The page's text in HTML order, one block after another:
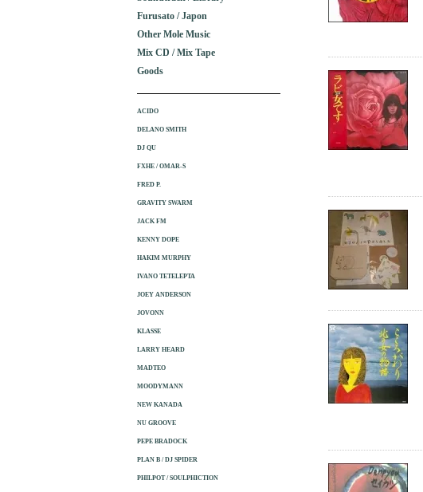
Furusato / Japon
Other Mole Music
Mix CD / Mix Tape
Goods
ACIDO
DELANO SMITH
DJ QU
FXHE / OMAR-S
FRED P.
GRAVITY SWARM
JACK FM
KENNY DOPE
HAKIM MURPHY
IVANO TETELEPTA
JOEY ANDERSON
JOVONN
KLASSE
LARRY HEARD
MADTEO
MOODYMANN
NEW KANADA
NU GROOVE
PEPE BRADOCK
PLAN B / DJ SPIDER
PHILPOT / SOULPHICTION